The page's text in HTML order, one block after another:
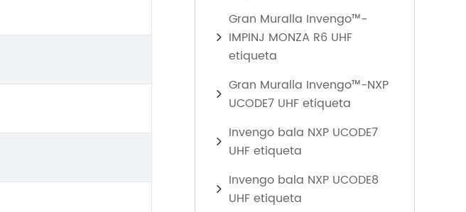
Gran Muralla Invengo™-
IMPINJ MONZA R6 UHF
etiqueta
Gran Muralla Invengo™-NXP
UCODE7 UHF etiqueta
Invengo bala NXP UCODE7
UHF etiqueta
Invengo bala NXP UCODE8
UHF etiqueta